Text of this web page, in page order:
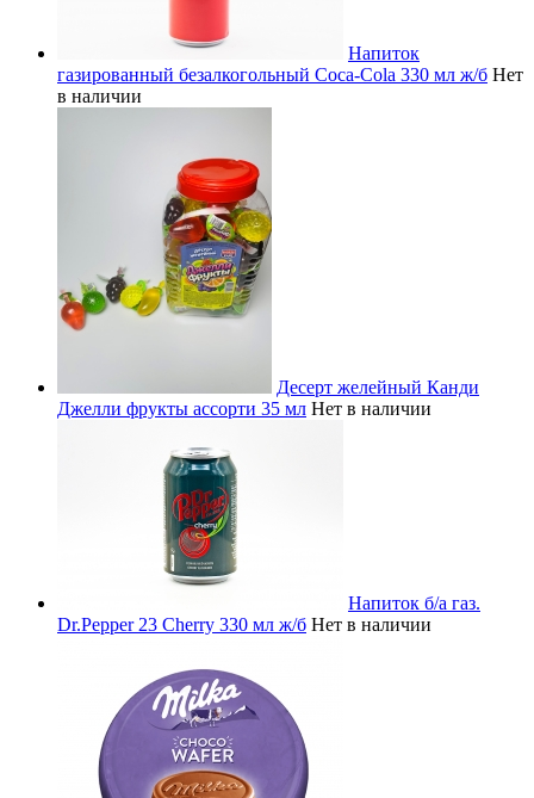
Напиток
газированный безалкогольный Coca-Cola 330 мл ж/б Нет
в наличии
Десерт желейный Канди
Джелли фрукты ассорти 35 мл Нет в наличии
Напиток б/а газ.
Dr.Pepper 23 Cherry 330 мл ж/б Нет в наличии